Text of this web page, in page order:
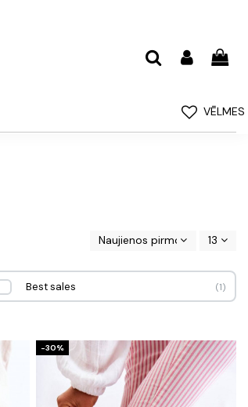
VĒLMES
Naujienos pirmos 13
Best sales 1
-30%